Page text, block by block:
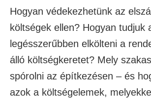
Hogyan védekezhetünk az
költségek ellen? Hogyan tudjuk
legésszerűbben elkölteni a
álló költségkeretet? Mely
spórolni az építkezésen – és
azok a költségelemek,